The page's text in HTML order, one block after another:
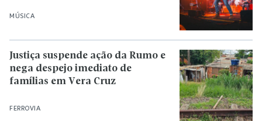
MÚSICA
FERROVIA
Justiça suspende ação da Rumo e
nega despejo imediato de
famílias em Vera Cruz